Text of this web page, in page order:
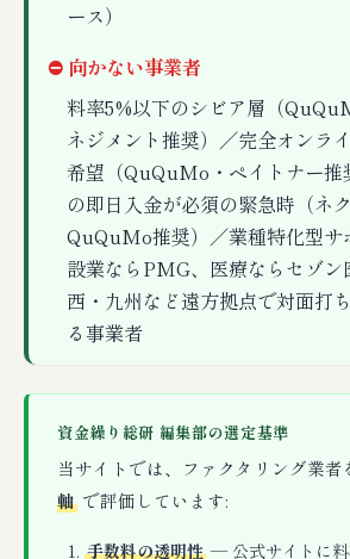
ース）
⛔ 向かない事業者
料率5%以下のシビア層（
ネジメント推奨）／完全オンラ
希望（QuQuMo・ペイトナー推
の即日入金が必須の緊急時（ネ
QuQuMo推奨）／業種特化型サ
設業ならPMG、医療ならセゾン
西・九州など遠方拠点で対面打
る事業者
資金繰り総研 編集部の選定基準
当サイトでは、ファクタリング業
軸 で評価しています:
手数料の透明性— 公式サイトに料